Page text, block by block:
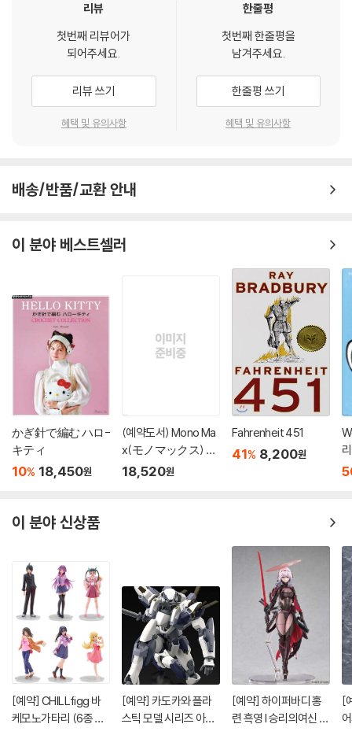
리뷰
첫번째 리뷰어가
되어주세요.
리뷰 쓰기
혜택 및 유의사항
한줄평
첫번째 한줄평을
남겨주세요.
한줄평 쓰기
혜택 및 유의사항
배송/반품/교환 안내
이 분야 베스트셀러
かぎ針で編む ハロ-
キティ
10% 18,450원
(예약도서) Mono Ma
x(モノマックス) 20
26年10月號
18,520원
Fahrenheit 451
41% 8,200원
'
이 분야 신상품
[예약] CHILLfigg 바
케모노가타리 (6종 세
[예약] 카도카와 플라
스틱 모델 시리즈 아바
[예약] 하이퍼바디 홍
련 흑영 l 승리의여신 니
[